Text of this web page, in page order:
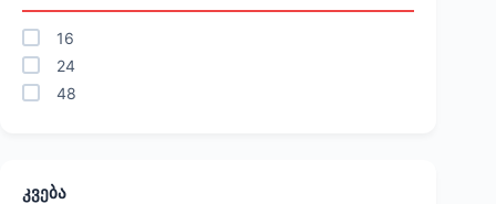
16
24
48
ᲙᲕᲔᲑᲐ